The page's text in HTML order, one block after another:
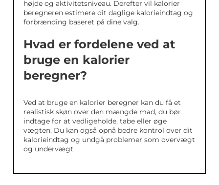
højde og aktivitetsniveau. Derefter vil kalorier
beregneren estimere dit daglige kalorieindtag og
forbrænding baseret på dine valg.
Hvad er fordelene ved at
bruge en kalorier
beregner?
Ved at bruge en kalorier beregner kan du få et
realistisk skøn over den mængde mad, du bør
indtage for at vedligeholde, tabe eller øge
vægten. Du kan også opnå bedre kontrol over dit
kalorieindtag og undgå problemer som overvægt
og undervægt.